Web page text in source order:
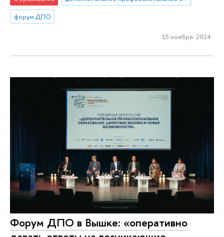
форум ДПО
15 ноября 2024
Форум ДПО в Вышке: «оперативно